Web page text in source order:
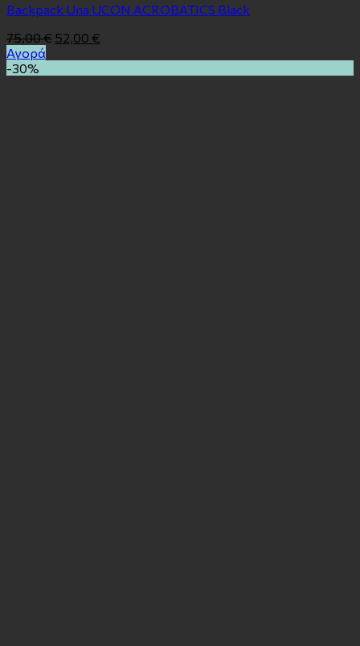
Backpack Una UCON ACROBATICS Black
75,00€ 52,00 €
Αγορά
-30%